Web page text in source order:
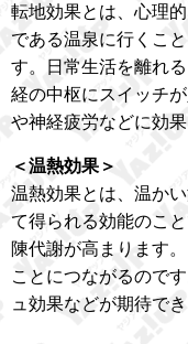
転地効果とは、心理
である温泉に行くこ
す。日常生活を離れ
経の中枢にスイッチ
や神経疲労などに効
＜温熱効果＞
温熱効果とは、温か
て得られる効能のこ
陳代謝が高まります
ことにつながるので
ュ効果などが期待でき